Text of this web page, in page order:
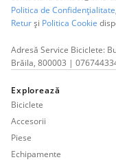
Politica de Confidențialitate
Returși Politica Cookie
Adresă Service Biciclete:
Brăila, 800003 |
Explorează
Biciclete
Accesorii
Piese
Echipamente